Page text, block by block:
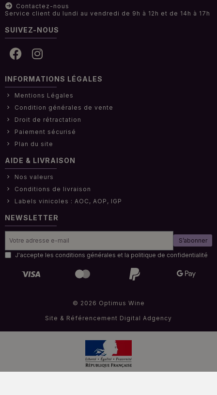
Contactez-nous
Service client du lundi au vendredi de 9h à 12h et de 14h à 17h
SUIVEZ-NOUS
INFORMATIONS LÉGALES
Mentions Légales
Condition générales de vente
Droit de rétractation
Paiement sécurisé
Plan du site
AIDE & LIVRAISON
Nos valeurs
Conditions de livraison
Labels vinicoles : AOC, AOP, IGP
NEWSLETTER
S’abonner
J'accepte les conditions générales et la politique de confidentialité
© 2026 Optimus Wine
Site & Référencement Digital Adgency